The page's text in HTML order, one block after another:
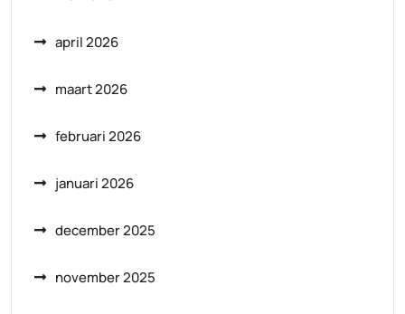
april 2026
maart 2026
februari 2026
januari 2026
december 2025
november 2025